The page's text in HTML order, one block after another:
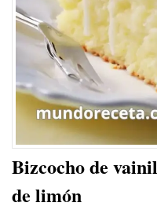
Bizcocho de
de limón